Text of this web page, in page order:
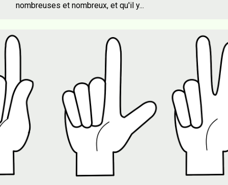
nombreuses et nombreux, et qu'il y...